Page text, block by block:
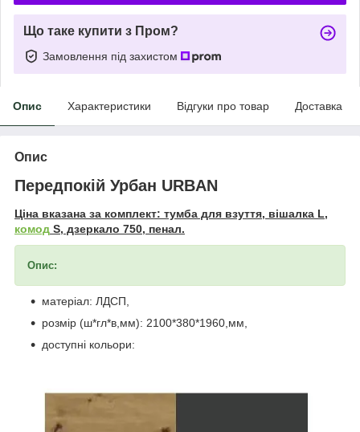
Що таке купити з Пром?
Замовлення під захистом
Опис Характеристики Відгуки про товар Доставка
Опис
Передпокій Урбан URBAN
Ціна вказана за комплект: тумба для взуття, вішалка L,
комод S, дзеркало 750, пенал.
Опис:
матеріал: ЛДСП,
розмір (ш*гл*в,мм): 2100*380*1960,мм,
доступні кольори: